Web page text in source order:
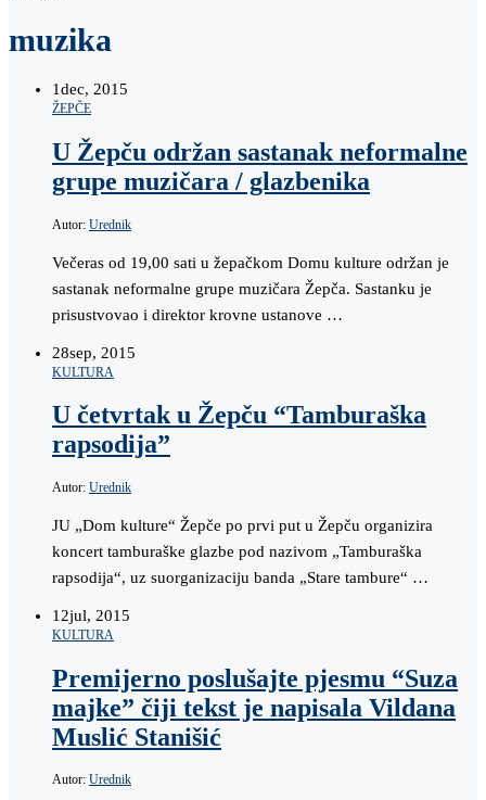
muzika
1dec, 2015
ŽEPČE
U Žepču održan sastanak neformalne
grupe muzičara / glazbenika
Autor: Urednik
Večeras od 19,00 sati u žepačkom Domu kulture održan je
sastanak neformalne grupe muzičara Žepča. Sastanku je
prisustvovao i direktor krovne ustanove …
28sep, 2015
KULTURA
U četvrtak u Žepču “Tamburaška
rapsodija”
Autor: Urednik
JU „Dom kulture“ Žepče po prvi put u Žepču organizira
koncert tamburaške glazbe pod nazivom „Tamburaška
rapsodija“, uz suorganizaciju banda „Stare tambure“ …
12jul, 2015
KULTURA
Premijerno poslušajte pjesmu “Suza
majke” čiji tekst je napisala Vildana
Muslić Stanišić
Autor: Urednik